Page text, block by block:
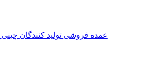
عمده فروشی تولید کنندگان چینی ورق اکریلیک رنگی 1.8-30 میلی